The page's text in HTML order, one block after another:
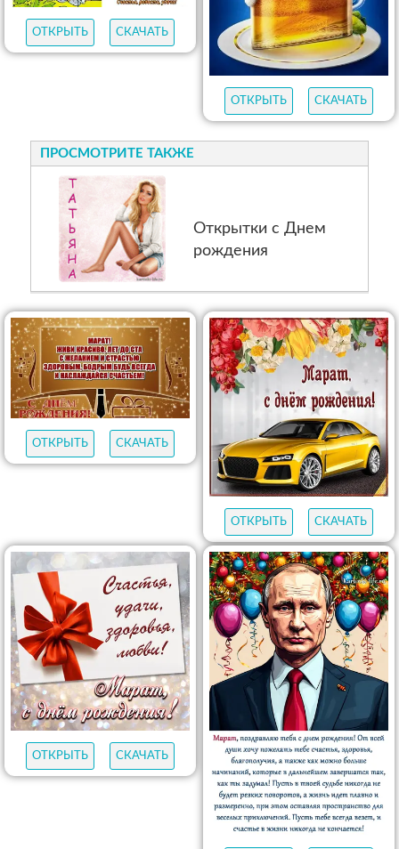
ОТКРЫТЬ СКАЧАТЬ
ОТКРЫТЬ СКАЧАТЬ
ПРОСМОТРИТЕ ТАКЖЕ
Открытки с Днем
рождения
ОТКРЫТЬ СКАЧАТЬ
ОТКРЫТЬ СКАЧАТЬ
ОТКРЫТЬ СКАЧАТЬ